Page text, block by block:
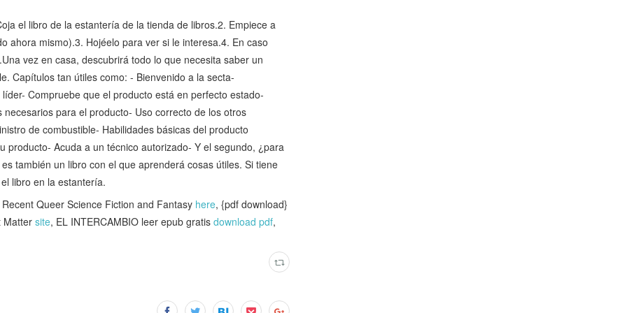
el libro de la estantería de la tienda de libros.2. Empiece a
ahora mismo).3. Hojéelo para ver si le interesa.4. En caso
vez en casa, descubrirá todo lo que necesita saber un
Capítulos tan útiles como: - Bienvenido a la secta-
Compruebe que el producto está en perfecto estado-
para el producto- Uso correcto de los otros
de combustible- Habilidades básicas del producto
producto- Acuda a un técnico autorizado- Y el segundo, ¿para
también un libro con el que aprenderá cosas útiles. Si tiene
libro en la estantería.
Queer Science Fiction and Fantasy here, {pdf download}
Matter site, EL INTERCAMBIO leer epub gratis download pdf,